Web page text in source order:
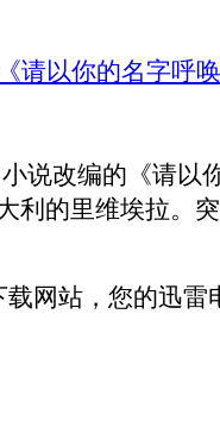
请以你的名字呼
说改编的《请以
利的里维埃拉。
网站，您的迅雷